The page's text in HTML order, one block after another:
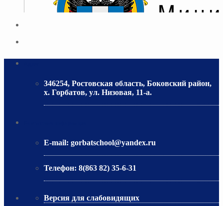
346254, Ростовская область, Боковский район,
х. Горбатов, ул. Низовая, 11-а.
E-mail: gorbatschool@yandex.ru
Телефон: 8(863 82) 35-6-31
Версия для слабовидящих